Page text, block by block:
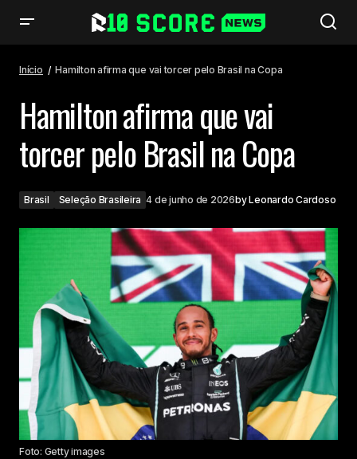
Início Hamilton afirma que vai torcer pelo Brasil na Copa
Hamilton afirma que vai
torcer pelo Brasil na Copa
Brasil Seleção Brasileira 4 de junho de 2026byLeonardo Cardoso
Foto: Getty images